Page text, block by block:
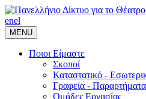
enel
MENU
Ποιοι Είμαστε
Σκοποί
Καταστατικό -
Γραφεία - Παραρτήματα
Ομάδες Εργασίας